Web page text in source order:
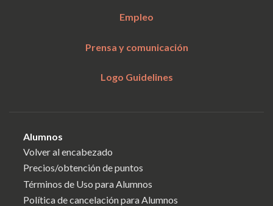
Empleo
Prensa y comunicación
Logo Guidelines
Alumnos
Volver al encabezado
Precios/obtención de puntos
Términos de Uso para Alumnos
Política de cancelación para Alumnos